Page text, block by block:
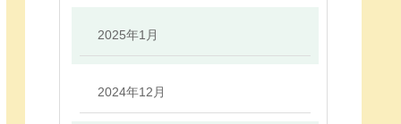
2025年1月
2024年12月